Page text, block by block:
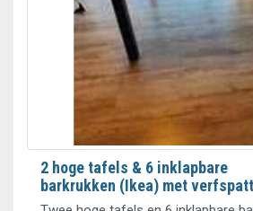
2 hoge tafels & 6 inklapbare
barkrukken (Ikea) met